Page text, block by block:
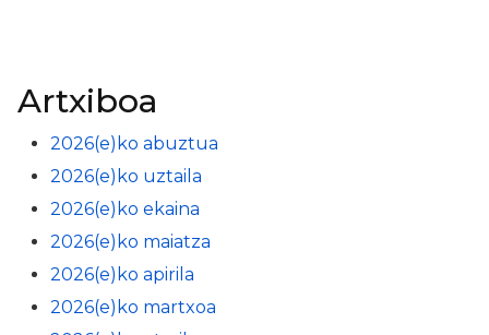
Artxiboa
2026(e)ko abuztua
2026(e)ko uztaila
2026(e)ko ekaina
2026(e)ko maiatza
2026(e)ko apirila
2026(e)ko martxoa